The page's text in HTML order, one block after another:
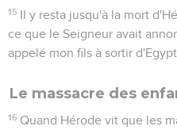
15 Il y resta jusqu'à la mort
ce que le Seigneur avait
appelé mon fils à sortir
Le massacre des
16 Quand Hérode vit que les